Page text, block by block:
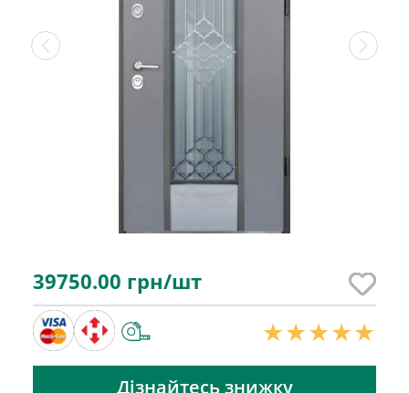
39750.00 грн/шт
Дізнайтесь знижку